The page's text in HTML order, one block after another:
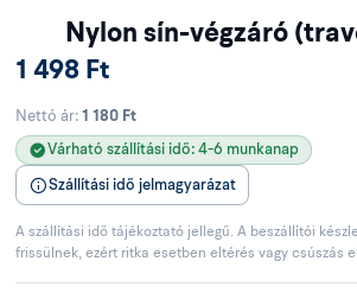
Nylon sín-végzáró
1 498 Ft
Nettó ár: 1 180 Ft
Várható szállítási idő: 4-6 munkanap
Szállítási idő jelmagyarázat
A szállítási idő tájékoztató jellegű. A beszállítói
frissülnek, ezért ritka esetben eltérés vagy csúszás